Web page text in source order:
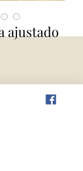
ajustado